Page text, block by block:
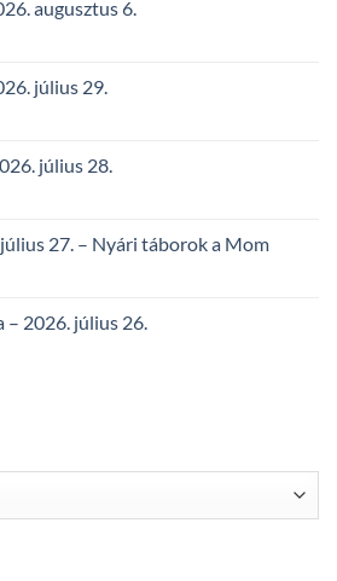
augusztus 6.
július 29.
július 28.
27. – Nyári táborok a Mom
– 2026. július 26.